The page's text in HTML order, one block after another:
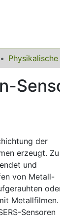
der
erzeugt. Zu
und
von Metall-
Metallfilmen.
Sensoren